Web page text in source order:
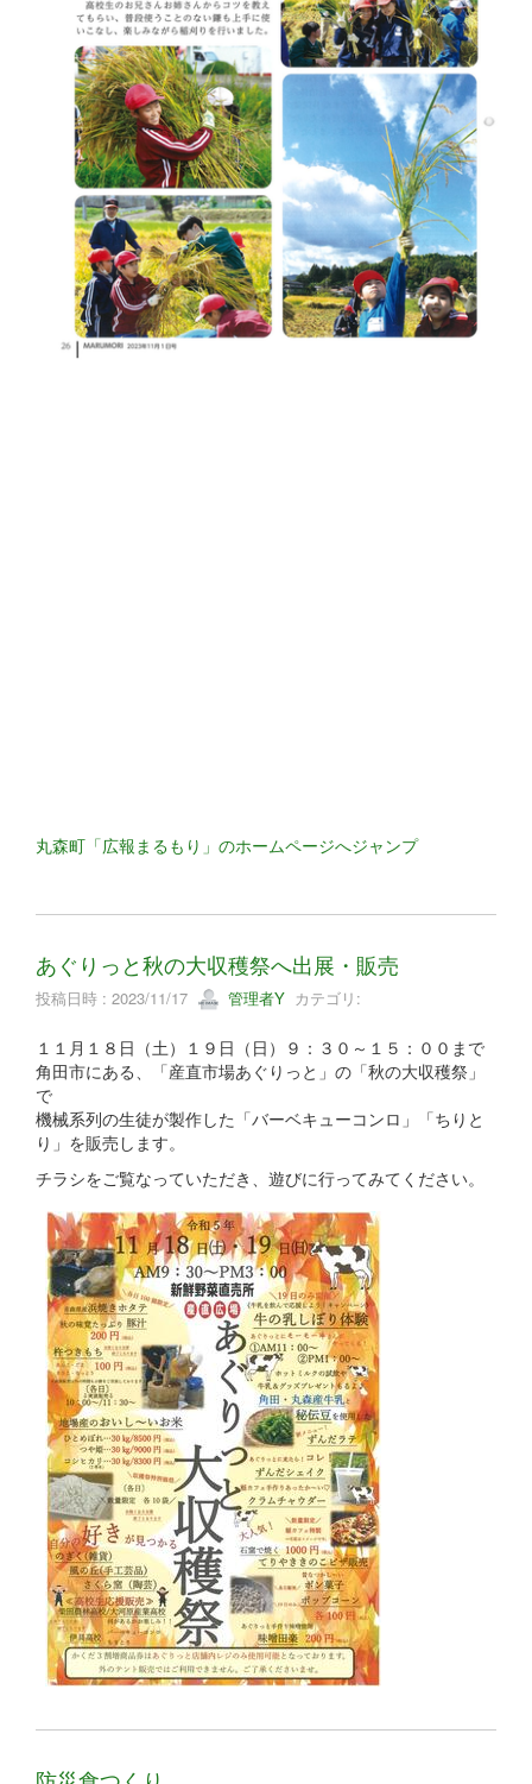
丸森町「広報まるもり」のホームページへジャンプ
あぐりっと秋の大収穫祭へ出展・販売
投稿日時 : 2023/11/17 管理者Y カテゴリ:
１１月１８日（土）１９日（日）９：３０～１５：００まで
角田市にある、「産直市場あぐりっと」の「秋の大収穫祭」
で
機械系列の生徒が製作した「バーベキューコンロ」「ちりと
り」を販売します。
チラシをご覧なっていただき、遊びに行ってみてください。